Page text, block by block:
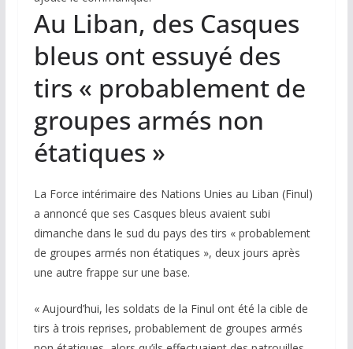
Au Liban, des Casques
bleus ont essuyé des
tirs « probablement de
groupes armés non
étatiques »
La Force intérimaire des Nations Unies au Liban (Finul)
a annoncé que ses Casques bleus avaient subi
dimanche dans le sud du pays des tirs « probablement
de groupes armés non étatiques », deux jours après
une autre frappe sur une base.
« Aujourd’hui, les soldats de la Finul ont été la cible de
tirs à trois reprises, probablement de groupes armés